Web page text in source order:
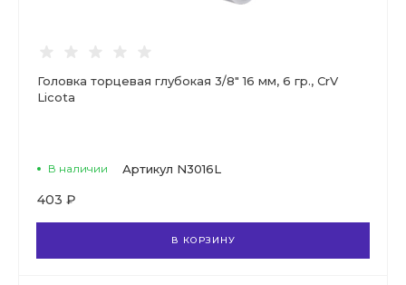
Головка торцевая глубокая 3/8" 16 мм, 6 гр., CrV
Licota
В наличии Артикул N3016L
403 ₽
В КОРЗИНУ